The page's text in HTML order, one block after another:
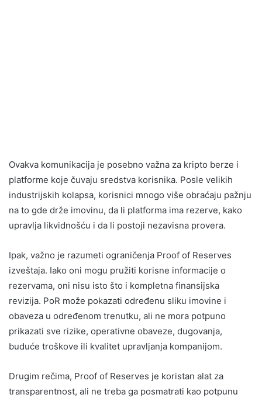
Ovakva komunikacija je posebno važna za kripto berze i
platforme koje čuvaju sredstva korisnika. Posle velikih
industrijskih kolapsa, korisnici mnogo više obraćaju pažnju
na to gde drže imovinu, da li platforma ima rezerve, kako
upravlja likvidnošću i da li postoji nezavisna provera.
Ipak, važno je razumeti ograničenja Proof of Reserves
izveštaja. Iako oni mogu pružiti korisne informacije o
rezervama, oni nisu isto što i kompletna finansijska
revizija. PoR može pokazati određenu sliku imovine i
obaveza u određenom trenutku, ali ne mora potpuno
prikazati sve rizike, operativne obaveze, dugovanja,
buduće troškove ili kvalitet upravljanja kompanijom.
Drugim rečima, Proof of Reserves je koristan alat za
transparentnost, ali ne treba ga posmatrati kao potpunu